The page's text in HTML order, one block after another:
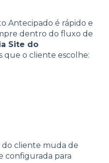
Antecipado é rápido e
dentro do fluxo de
Site do
que o cliente escolhe:
do cliente muda de
configurada para